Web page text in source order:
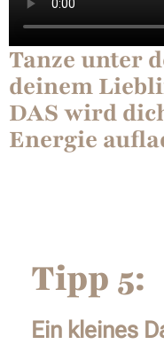
Tanze unter
deinem
DAS wird
Energie
Tipp 5:
Ein kleines